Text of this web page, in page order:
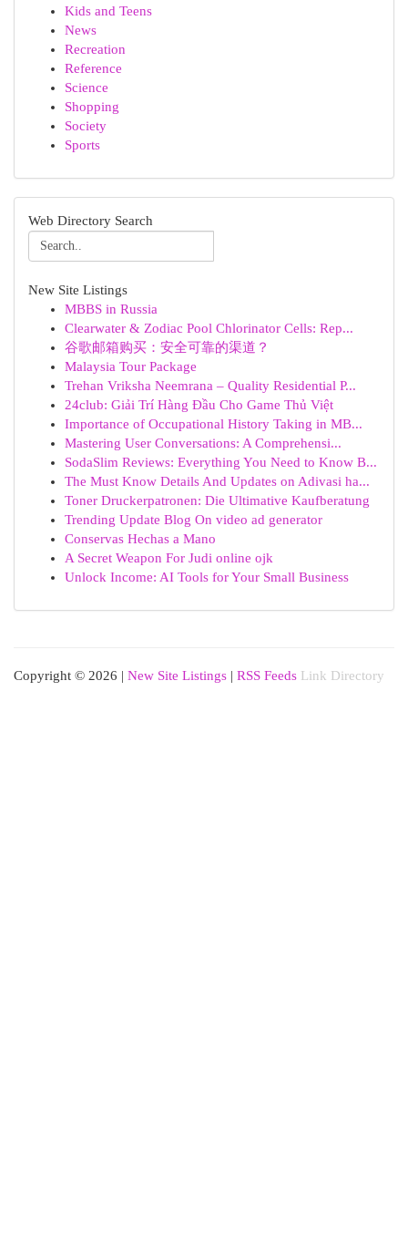
Kids and Teens
News
Recreation
Reference
Science
Shopping
Society
Sports
Web Directory Search
New Site Listings
MBBS in Russia
Clearwater & Zodiac Pool Chlorinator Cells: Rep...
谷歌邮箱购买：安全可靠的渠道？
Malaysia Tour Package
Trehan Vriksha Neemrana – Quality Residential P...
24club: Giải Trí Hàng Đầu Cho Game Thủ Việt
Importance of Occupational History Taking in MB...
Mastering User Conversations: A Comprehensi...
SodaSlim Reviews: Everything You Need to Know B...
The Must Know Details And Updates on Adivasi ha...
Toner Druckerpatronen: Die Ultimative Kaufberatung
Trending Update Blog On video ad generator
Conservas Hechas a Mano
A Secret Weapon For Judi online ojk
Unlock Income: AI Tools for Your Small Business
Copyright © 2026 | New Site Listings | RSS Feeds Link Directory